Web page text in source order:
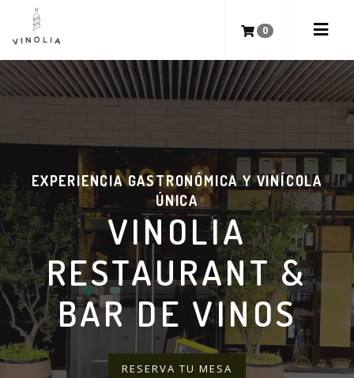
0
EXPERIENCIA GASTRONÓMICA Y VINÍCOLA
ÚNICA
VINOLIA
RESTAURANT &
BAR DE VINOS
RESERVA TU MESA